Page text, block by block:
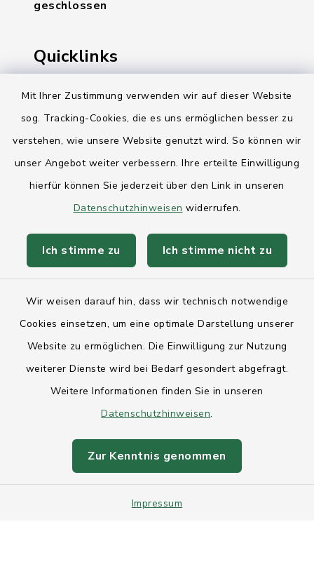
Mit Ihrer Zustimmung verwenden wir auf dieser Website
sog. Tracking-Cookies, die es uns ermöglichen besser zu
verstehen, wie unsere Website genutzt wird. So können wir
unser Angebot weiter verbessern. Ihre erteilte Einwilligung
hierfür können Sie jederzeit über den Link in unseren
Datenschutzhinweisen widerrufen.
Ich stimme zu Ich stimme nicht zu
Wir weisen darauf hin, dass wir technisch notwendige
Cookies einsetzen, um eine optimale Darstellung unserer
Website zu ermöglichen. Die Einwilligung zur Nutzung
weiterer Dienste wird bei Bedarf gesondert abgefragt.
Weitere Informationen finden Sie in unseren
Datenschutzhinweisen.
Zur Kenntnis genommen
Impressum
geschlossen
Quicklinks
Ihre Behördennummer 115
Landesregierung Schleswig-Holstein
AktivRegion Mittelholstein
Anfahrt
Datenschutz
Sitemap
Intranet